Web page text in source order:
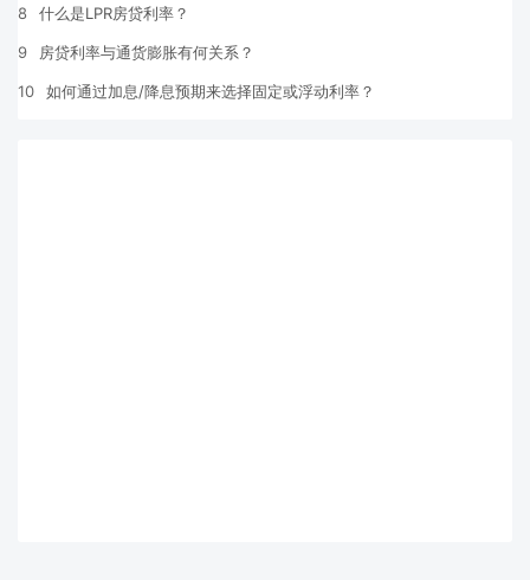
8 什么是LPR房贷利率？
9 房贷利率与通货膨胀有何关系？
10 如何通过加息/降息预期来选择固定或浮动利率？